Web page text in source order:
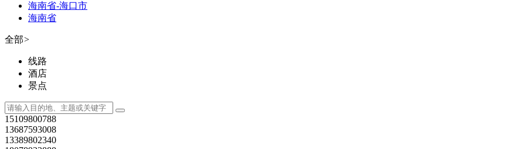
海南省-海口市
海南省
全部>
线路
酒店
景点
15109800788
13687593008
13389802340